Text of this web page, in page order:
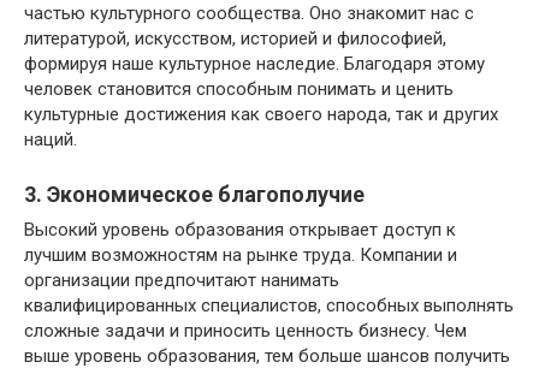
частью культурного сообщества. Оно знакомит нас с
литературой, искусством, историей и философией,
формируя наше культурное наследие. Благодаря этому
человек становится способным понимать и ценить
культурные достижения как своего народа, так и других
наций.
3. Экономическое благополучие
Высокий уровень образования открывает доступ к
лучшим возможностям на рынке труда. Компании и
организации предпочитают нанимать
квалифицированных специалистов, способных выполнять
сложные задачи и приносить ценность бизнесу. Чем
выше уровень образования, тем больше шансов получить